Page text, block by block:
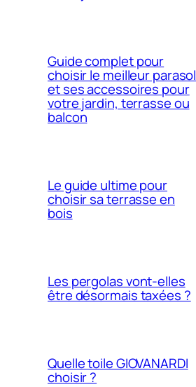
Guide complet pour
choisir le meilleur parasol
et ses accessoires pour
votre jardin, terrasse ou
balcon
Le guide ultime pour
choisir sa terrasse en
bois
Les pergolas vont-elles
être désormais taxées ?
Quelle toile GIOVANARDI
choisir ?